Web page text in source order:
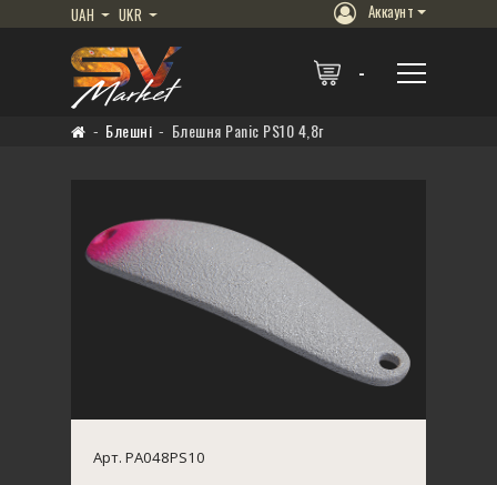
UAH UKR Аккаунт
Блешні Блешня Panic PS10 4,8г
Арт. PA048PS10